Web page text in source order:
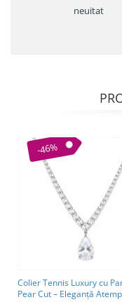
neuitat
-46%
Colier Tennis Luxury cu
Pear Cut – Eleganță